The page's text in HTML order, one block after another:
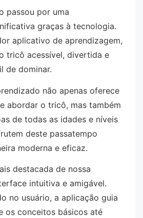
passou por uma
graças à tecnologia.
aplicativo de aprendizagem,
tricô acessível, divertida e
de dominar.
não apenas oferece
abordar o tricô, mas também
de todas as idades e níveis
deste passatempo
moderna e eficaz.
destacada de nossa
intuitiva e amigável.
no usuário, a aplicação guia
os conceitos básicos até